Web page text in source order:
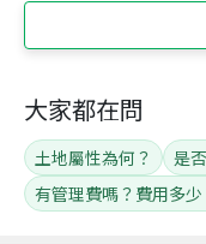
大家都在問
土地屬性為何？
是
有管理費嗎？費用多少